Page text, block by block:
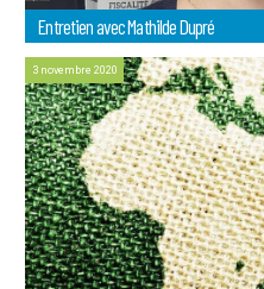
Entretien avec Mathilde Dupré
3 novembre 2020